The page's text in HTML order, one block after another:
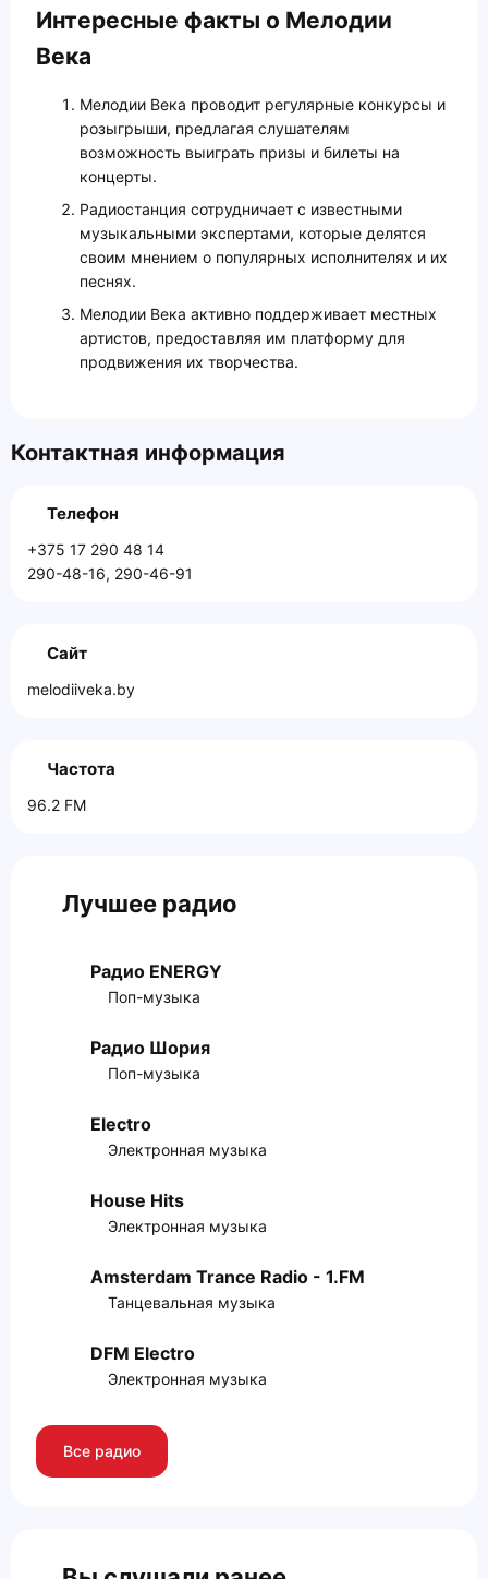
Интересные факты о Мелодии
Века
Мелодии Века проводит регулярные конкурсы и
розыгрыши, предлагая слушателям
возможность выиграть призы и билеты на
концерты.
Радиостанция сотрудничает с известными
музыкальными экспертами, которые делятся
своим мнением о популярных исполнителях и их
песнях.
Мелодии Века активно поддерживает местных
артистов, предоставляя им платформу для
продвижения их творчества.
Контактная информация
Телефон
+375 17 290 48 14
290-48-16, 290-46-91
Сайт
melodiiveka.by
Частота
96.2 FM
Лучшее радио
Радио ENERGY
Поп-музыка
Радио Шория
Поп-музыка
Electro
Электронная музыка
House Hits
Электронная музыка
Amsterdam Trance Radio - 1.FM
Танцевальная музыка
DFM Electro
Электронная музыка
Все радио